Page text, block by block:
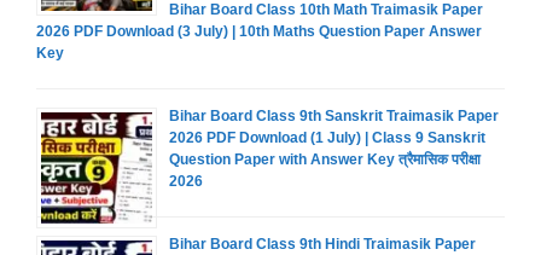
Bihar Board Class 10th Math Traimasik Paper
2026 PDF Download (3 July) | 10th Maths Question Paper Answer
Key
Bihar Board Class 9th Sanskrit Traimasik Paper
2026 PDF Download (1 July) | Class 9 Sanskrit
Question Paper with Answer Key त्रैमासिक परीक्षा
2026
Bihar Board Class 9th Hindi Traimasik Paper